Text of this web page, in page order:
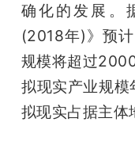
题
搞
确化的发展。
(2018年)》预
规模将超过
拟现实产业规
拟现实占据主体